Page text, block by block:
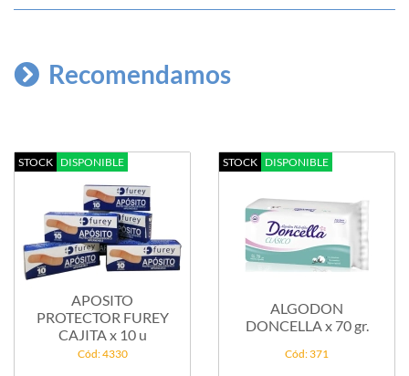
Recomendamos
STOCK DISPONIBLE
APOSITO
PROTECTOR FUREY
CAJITA x 10 u
Cód: 4330
STOCK DISPONIBLE
ALGODON
DONCELLA x 70 gr.
Cód: 371